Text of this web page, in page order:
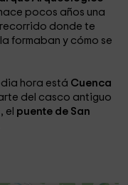
pocos años una
donde te
formaban y cómo se
hora está Cuenca
del casco antiguo
, el puente de San